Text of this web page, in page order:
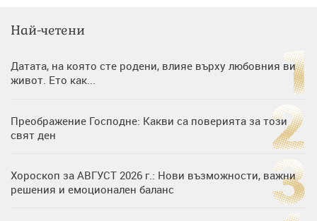
Най-четени
Датата, на която сте родени, влияе върху любовния ви
живот. Ето как...
Преображение Господне: Какви са поверията за този
свят ден
Хороскоп за АВГУСТ 2026 г.: Нови възможности, важни
решения и емоционален баланс